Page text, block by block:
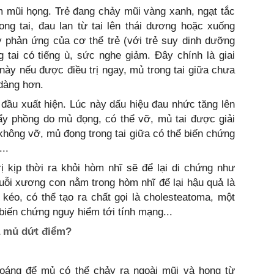
họng. Trẻ đang chảy mũi vàng xanh, ngạt tắc
tai, đau lan từ tai lên thái dương hoặc xuống
phản ứng của cơ thể trẻ (với trẻ suy dinh dưỡng
tai có tiếng ù, sức nghe giảm. Đây chính là giai
nếu được điều trị ngay, mủ trong tai giữa chưa
hơn.
xuất hiện. Lúc này dấu hiệu đau nhức tăng lên
phồng do mủ đọng, có thể vỡ, mủ tai được giải
vỡ, mủ đọng trong tai giữa có thể biến chứng
kịp thời ra khỏi hòm nhĩ sẽ để lại di chứng như
xương con nằm trong hòm nhĩ để lại hậu quả là
có thể tạo ra chất gọi là cholesteatoma, một
chứng nguy hiểm tới tính mạng...
mủ dứt điểm?
để mủ có thể chảy ra ngoài mũi và họng từ